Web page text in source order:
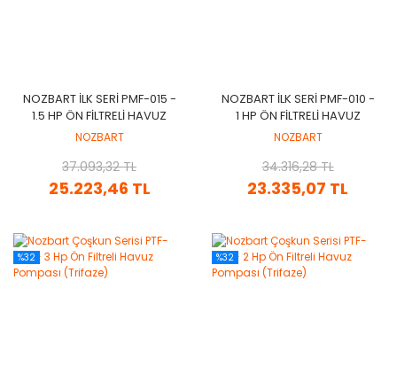
NOZBART İLK SERI PMF-015 -
1.5 HP ÖN FILTRELI HAVUZ
POMPASI (MONOFAZE)
NOZBART
25.223,46 TL
37.093,32 TL
NOZBART İLK SERI PMF-010 -
1 HP ÖN FILTRELI HAVUZ
POMPASI (MONOFAZE)
NOZBART
23.335,07 TL
34.316,28 TL
%32 %32